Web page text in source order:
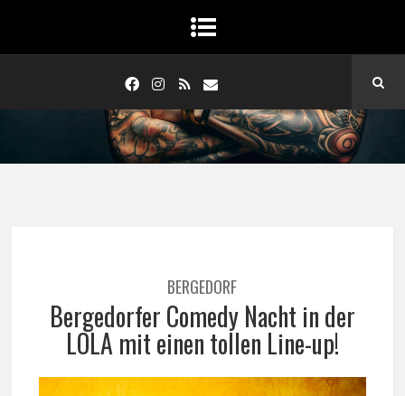
BERGEDORF
Bergedorfer Comedy Nacht in der
LOLA mit einen tollen Line-up!